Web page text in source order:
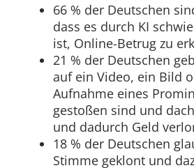
66 % der Deutschen
dass es durch KI
ist, Online-Betrug zu
21 % der Deutschen
auf ein Video, ein Bild
Aufnahme eines
gestoßen sind und
und dadurch Geld
18 % der Deutschen
Stimme geklont und